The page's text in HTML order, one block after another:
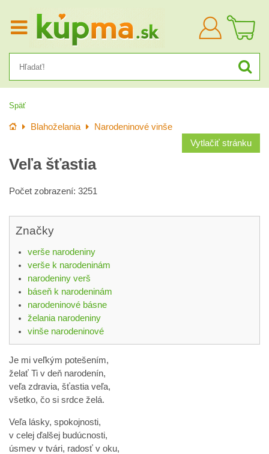
Prihlásiť
sa
Späť
Úvod Blahoželania
Narodeninové vinše
Vytlačiť stránku
Veľa šťastia
Počet zobrazení: 3251
Značky
verše narodeniny
verše k narodeninám
narodeniny verš
báseň k narodeninám
narodeninové básne
želania narodeniny
vinše narodeninové
Je mi veľkým potešením,
želať Ti v deň narodenín,
veľa zdravia, šťastia veľa,
všetko, čo si srdce želá.
Veľa lásky, spokojnosti,
v celej ďalšej budúcnosti,
úsmev v tvári, radosť v oku,